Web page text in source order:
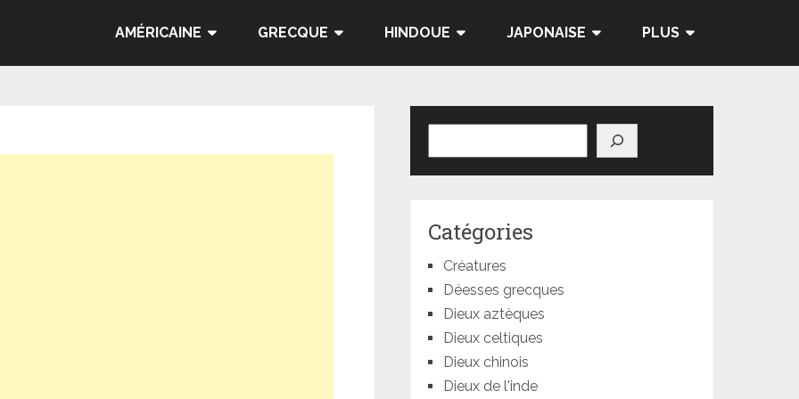
AMÉRICAINE GRECQUE HINDOUE JAPONAISE PLUS
Catégories
Créatures
Déesses grecques
Dieux aztèques
Dieux celtiques
Dieux chinois
Dieux de l'inde